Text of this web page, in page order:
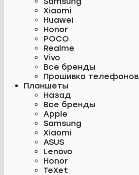
Xiaomi
Huawei
Honor
POCO
Realme
Vivo
Все бренды
Прошивка телефонов
Планшеты
Назад
Все бренды
Apple
Samsung
Xiaomi
ASUS
Lenovo
Honor
TeXet